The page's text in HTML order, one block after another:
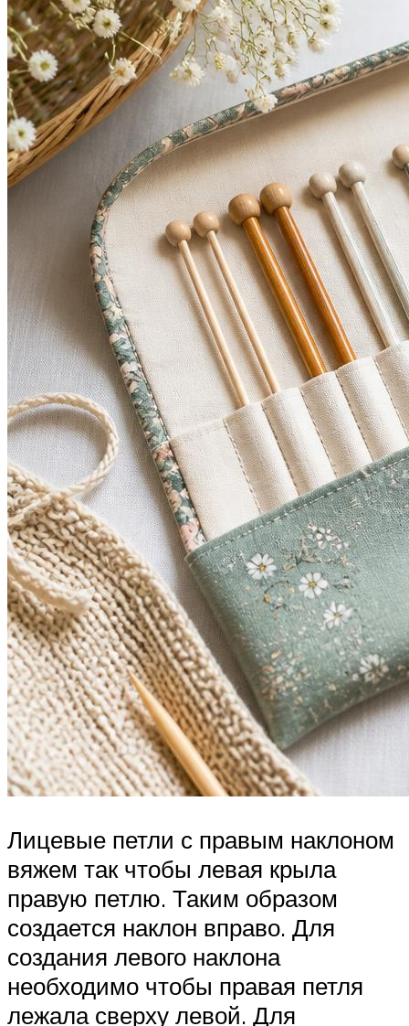
Лицевые петли с правым наклоном
вяжем так чтобы левая крыла
правую петлю. Таким образом
создается наклон вправо. Для
создания левого наклона
необходимо чтобы правая петля
лежала сверху левой. Для